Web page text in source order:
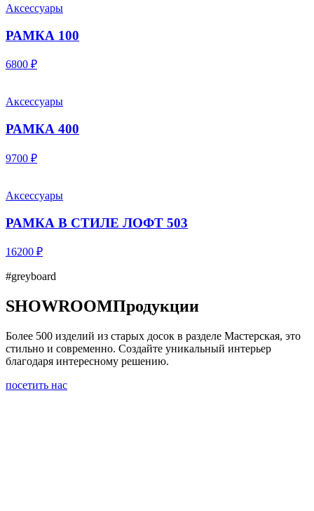
Аксессуары
РАМКА 100
6800 ₽
Аксессуары
РАМКА 400
9700 ₽
Аксессуары
РАМКА В СТИЛЕ ЛОФТ 503
16200 ₽
#greyboard
SHOWROOMПродукции
Более 500 изделий из старых досок в разделе Мастерская, это
стильно и современно. Создайте уникальный интерьер
благодаря интересному решению.
посетить нас